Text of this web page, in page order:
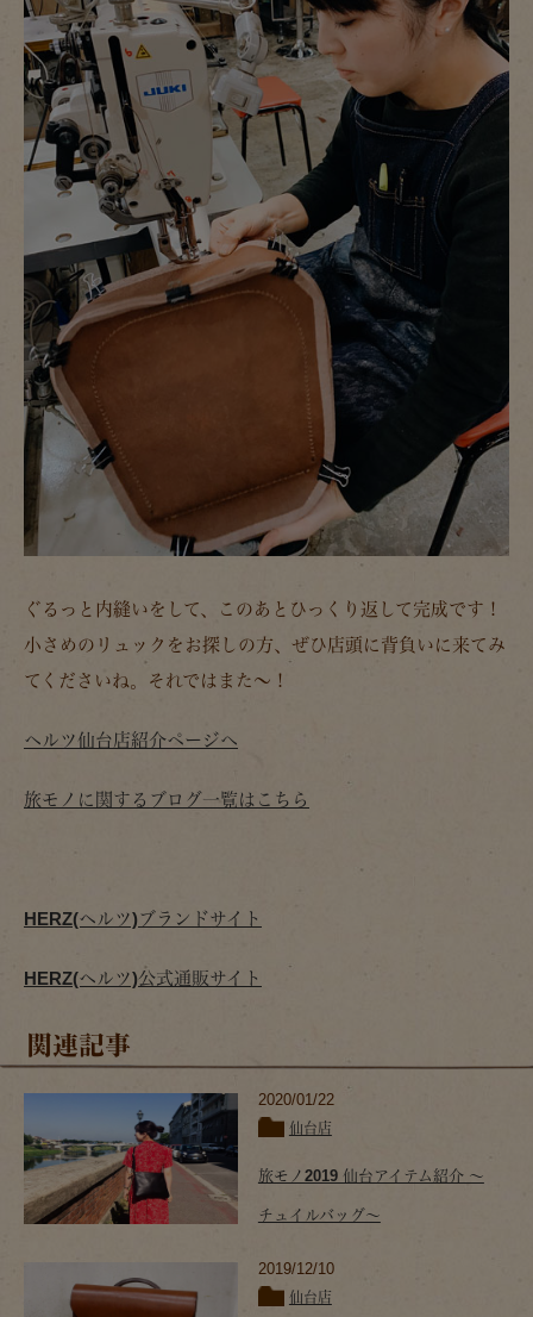
ぐるっと内縫いをして、このあとひっくり返して完成です！
小さめのリュックをお探しの方、ぜひ店頭に背負いに来てみ
てくださいね。それではまた～！
ヘルツ仙台店紹介ページへ
旅モノに関するブログ一覧はこちら
HERZ(ヘルツ)ブランドサイト
HERZ(ヘルツ)公式通販サイト
関連記事
2020/01/22
仙台店
旅モノ2019 仙台アイテム紹介 ～
チュイルバッグ～
2019/12/10
仙台店